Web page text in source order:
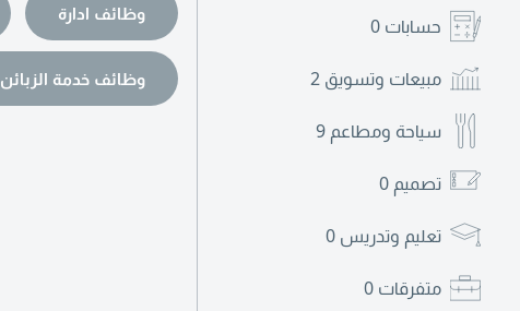
حسابات 0
مبيعات وتسويق 2
سياحة ومطاعم 9
تصميم 0
تعليم وتدريس 0
متفرقات 0
وظائف ادارة
وظائف خدمة الزبائن